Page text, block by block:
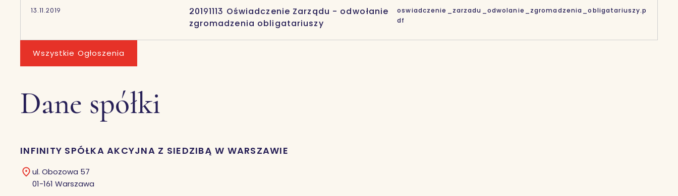
13.11.2019
20191113 Oświadczenie Zarządu - odwołanie
zgromadzenia obligatariuszy
oswiadczenie_zarzadu_odwolanie_zgromadzenia_obligatariuszy.p
df
Wszystkie Ogłoszenia
Dane spółki
INFINITY SPÓŁKA AKCYJNA Z SIEDZIBĄ W WARSZAWIE
ul. Obozowa 57
01-161 Warszawa